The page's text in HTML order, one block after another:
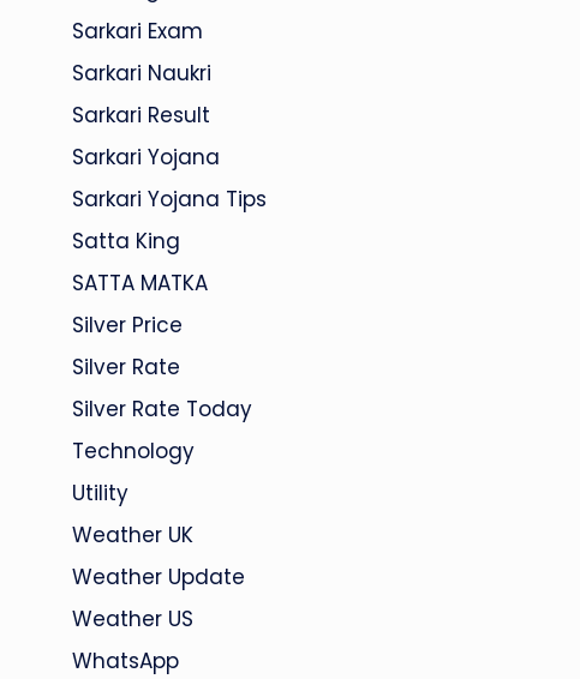
Sarkari Exam
Sarkari Naukri
Sarkari Result
Sarkari Yojana
Sarkari Yojana Tips
Satta King
SATTA MATKA
Silver Price
Silver Rate
Silver Rate Today
Technology
Utility
Weather UK
Weather Update
Weather US
WhatsApp